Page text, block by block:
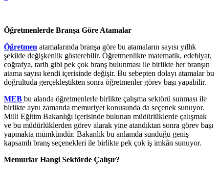
Öğretmenlerde Branşa Göre Atamalar
Öğretmen atamalarında branşa göre bu atamaların sayısı yıllık
şekilde değişkenlik gösterebilir. Öğretmenlikte matematik, edebiyat,
coğrafya, tarih gibi pek çok branş bulunması ile birlikte her branşın
atama sayısı kendi içerisinde değişir. Bu sebepten dolayı atamalar bu
doğrultuda gerçekleştikten sonra öğretmenler görev başı yapabilir.
MEB bu alanda öğretmenlerle birlikte çalışma sektörü sunması ile
birlikte aynı zamanda memuriyet konusunda da seçenek sunuyor.
Milli Eğitim Bakanlığı içerisinde bulunan müdürlüklerde çalışmak
ve bu müdürlüklerden görev alarak yine atandıktan sonra görev başı
yapmakta mümkündür. Bakanlık bu anlamda sunduğu geniş
kapsamlı branş seçenekleri ile birlikte pek çok iş imkân sunuyor.
Memurlar Hangi Sektörde Çalışır?